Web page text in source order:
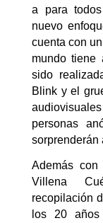
a para
nuevo
cuenta con
mundo tiene
sido
Blink y el
personas
sorprenderán
Además
Villena
recopilación
los 20